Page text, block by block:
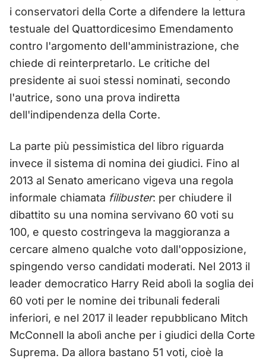
i conservatori della Corte a difendere la lettura
testuale del Quattordicesimo Emendamento
contro l'argomento dell'amministrazione, che
chiede di reinterpretarlo. Le critiche del
presidente ai suoi stessi nominati, secondo
l'autrice, sono una prova indiretta
dell'indipendenza della Corte.
La parte più pessimistica del libro riguarda
invece il sistema di nomina dei giudici. Fino al
2013 al Senato americano vigeva una regola
informale chiamata filibuster: per chiudere il
dibattito su una nomina servivano 60 voti su
100, e questo costringeva la maggioranza a
cercare almeno qualche voto dall'opposizione,
spingendo verso candidati moderati. Nel 2013 il
leader democratico Harry Reid abolì la soglia dei
60 voti per le nomine dei tribunali federali
inferiori, e nel 2017 il leader repubblicano Mitch
McConnell la abolì anche per i giudici della Corte
Suprema. Da allora bastano 51 voti, cioè la